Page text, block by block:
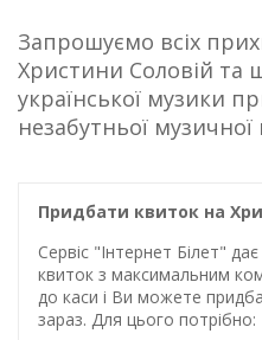
Запрошуємо всіх
Христини Соловій та
української музики
незабутньої
Придбати квиток на
Сервіс "Інтернет Білет"
квиток з максимальним
до каси і Ви можете
зараз. Для цього потрібно: